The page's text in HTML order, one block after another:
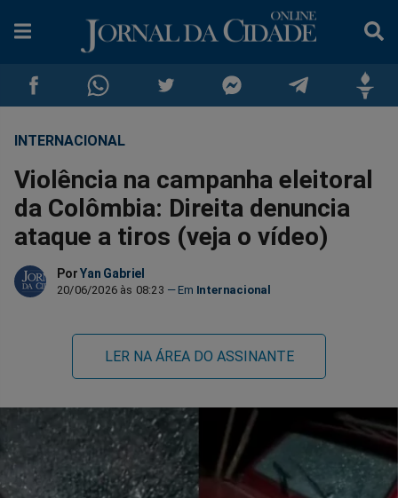
Compartilhar
no
Facebook
Compartilhar
no
Whatsapp
no
Twitter
no
Messenger
no
Telegram
no
INTERNACIONAL
Violência na campanha eleitoral
da Colômbia: Direita denuncia
ataque a tiros (veja o vídeo)
Por Yan Gabriel
20/06/2026 às 08:23 Internacional
LER NA ÁREA DO ASSINANTE